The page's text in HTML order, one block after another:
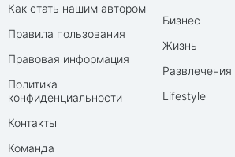
Как стать нашим автором
Правила пользования
Правовая информация
Политика
конфиденциальности
Контакты
Команда
Бизнес
Жизнь
Развлечения
Lifestyle